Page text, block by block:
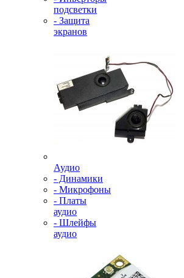
подсветки
- Защита
экранов
Аудио
- Динамики
- Микрофоны
- Платы
аудио
- Шлейфы
аудио